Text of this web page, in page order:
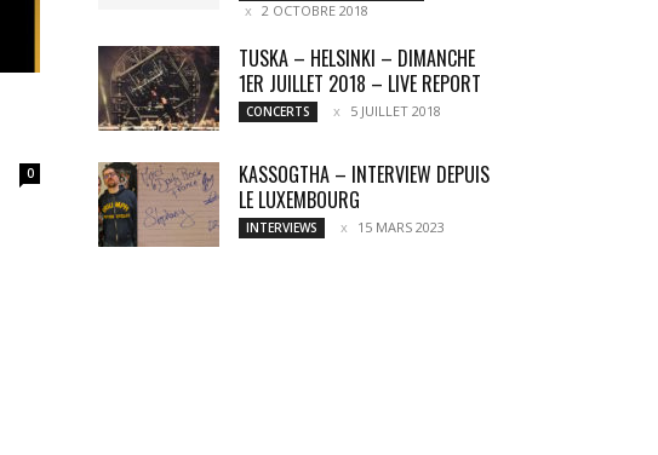
0
2 OCTOBRE 2018
TUSKA – HELSINKI – DIMANCHE
1ER JUILLET 2018 – LIVE REPORT
CONCERTS 5 JUILLET 2018
KASSOGTHA – INTERVIEW DEPUIS
LE LUXEMBOURG
INTERVIEWS 15 MARS 2023